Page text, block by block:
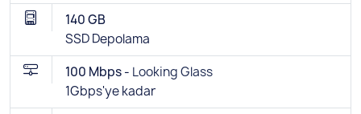
140 GB
SSD Depolama
100 Mbps - Looking Glass
1Gbps'ye kadar